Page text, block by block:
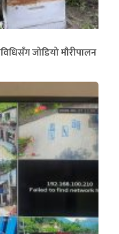
जोडियो मौरीपालन